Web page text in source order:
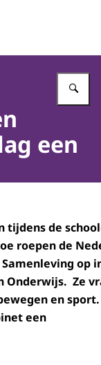
een
de
roepen de
op
Onderwijs. Ze
en
een